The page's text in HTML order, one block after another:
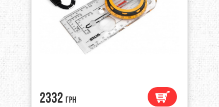
2332 грн